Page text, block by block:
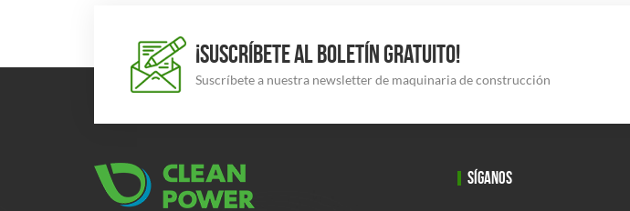
¡SUSCRÍBETE AL BOLETÍN GRATUITO!
Suscríbete a nuestra newsletter de maquinaria de construcción
SÍGANOS